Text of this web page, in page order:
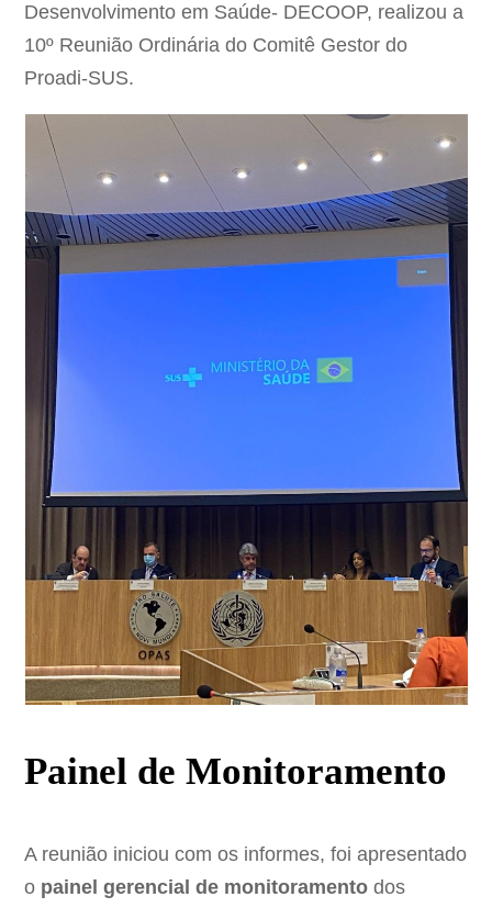
Desenvolvimento em Saúde- DECOOP, realizou a
10º Reunião Ordinária do Comitê Gestor do
Proadi-SUS.
Painel de Monitoramento
A reunião iniciou com os informes, foi apresentado
o painel gerencial de monitoramento dos